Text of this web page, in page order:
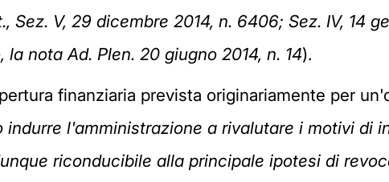
Sez. V, 29 dicembre 2014, n. 6406; Sez. IV, 14
nota Ad. Plen. 20 giugno 2014, n. 14).
finanziaria prevista originariamente per
indurre l'amministrazione a rivalutare i motivi di
riconducibile alla principale ipotesi di